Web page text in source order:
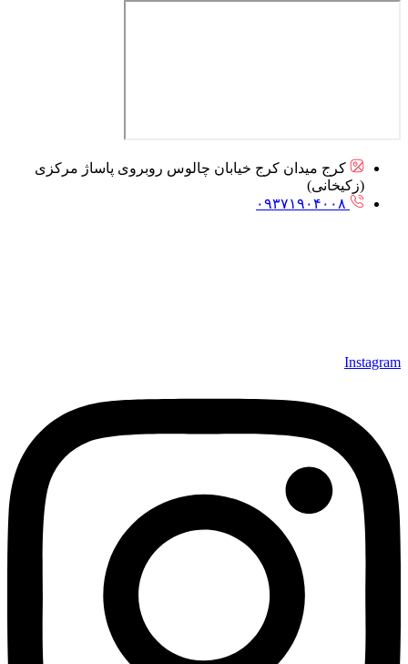
کرج میدان کرج خیابان چالوس روبروی پاساژ مرکزی
(زکیخانی)
۰۹۳۷۱۹۰۴۰۰۸
Instagram